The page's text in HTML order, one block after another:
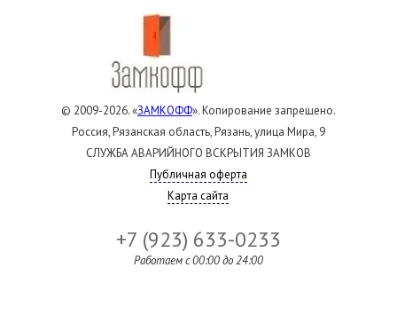
© 2009-2026. «ЗАМКОФФ». Копирование запрещено.
Россия, Рязанская область, Рязань, улица Мира, 9
СЛУЖБА АВАРИЙНОГО ВСКРЫТИЯ ЗАМКОВ
Публичная оферта
Карта сайта
+7 (923) 633-0233
Работаем c 00:00 до 24:00